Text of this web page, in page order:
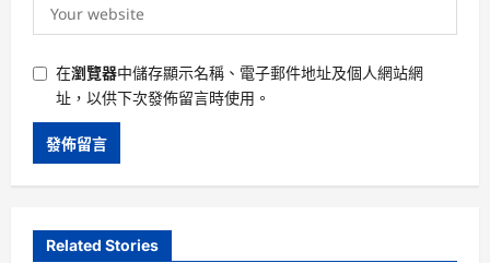
在瀏覽器中儲存顯示名稱、電子郵件地址及個人網站網
址，以供下次發佈留言時使用。
Related Stories